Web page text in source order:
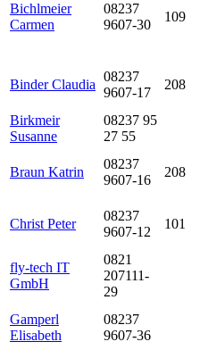
Bichlmeier
Carmen
08237
9607-30
109
Binder Claudia
08237
9607-17
208
Birkmeir
Susanne
08237 95
27 55
Braun Katrin
08237
9607-16
208
Christ Peter
08237
9607-12
101
fly-tech IT
GmbH
0821
207111-
29
Gamperl
Elisabeth
08237
9607-36